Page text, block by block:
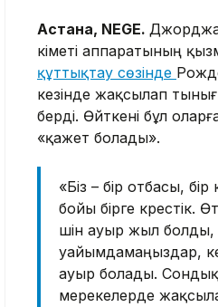
Астана, NEGE.
үкіметі аппаратының
құттықтау сөзінде
кезінде жақсылап
берді. Өйткені бұл
«қажет болады».
«Біз – бір отбасы,
бойы бірге күрестік.
үшін ауыр жыл болды,
уайымдамаңыздар,
ауыр болады.
мерекелерде